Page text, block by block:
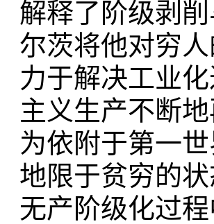
解释了阶级剥
尔茨将他对穷
力于解决工业
主义生产不断
为依附于第一
地限于贫穷的
无产阶级化过